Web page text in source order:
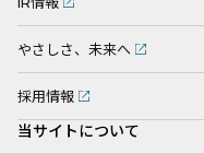
やさしさ、未来へ
採用情報
当サイトについて